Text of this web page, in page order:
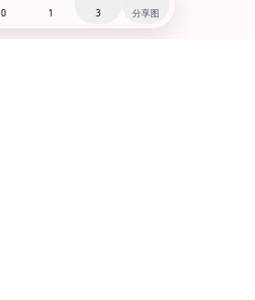
0 1 3 分享图